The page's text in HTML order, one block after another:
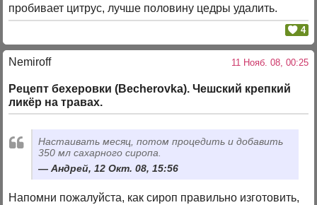
пробивает цитрус, лучше половину цедры удалить.
4
Nemiroff 11 Нояб. 08, 00:25
Рецепт бехеровки (Becherovka). Чешский крепкий
ликёр на травах.
Настаивать месяц, потом процедить и добавить
350 мл сахарного сиропа.
Андрей, 12 Окт. 08, 15:56
Напомни пожалуйста, как сироп правильно изготовить,